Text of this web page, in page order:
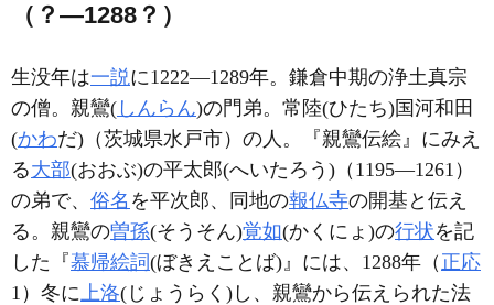
（？―1288？）
生没年は一説に1222―1289年。鎌倉中期の浄土真宗
の僧。親鸞( しんらん)の門弟。常陸(ひたち)国河和田
(かわだ)（茨城県水戸市）の人。『親鸞伝絵』にみえ
る大部(おおぶ)の平太郎(へいたろう)（1195―1261）
の弟で、 俗名 を平次郎、同地の報仏寺の開基と伝え
る。親鸞の曽孫(そうそん)覚如(かくにょ)の行状を記
した『慕帰絵詞(ぼきえことば)』には、1288年（ 正応
1）冬に上洛(じょうらく)し、親鸞から伝えられた法